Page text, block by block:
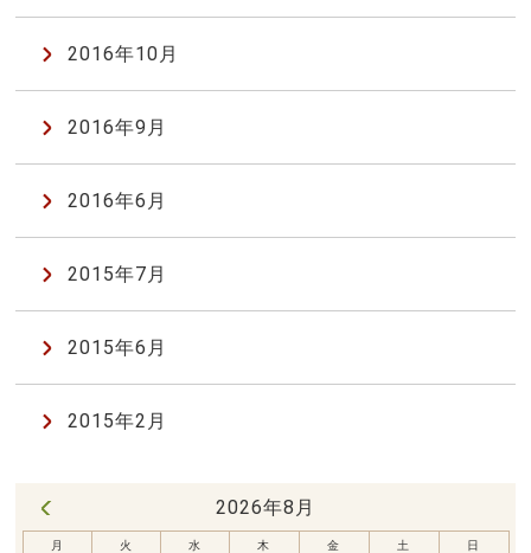
2016年10月
2016年9月
2016年6月
2015年7月
2015年6月
2015年2月
2026年8月
月 火 水 木 金 土 日